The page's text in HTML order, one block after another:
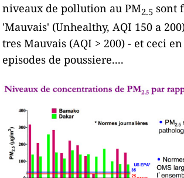
niveaux de pollution au PM2.5 sont
'Mauvais' (Unhealthy, AQI 150 a
tres Mauvais (AQI > 200) - et ceci
episodes de poussiere....